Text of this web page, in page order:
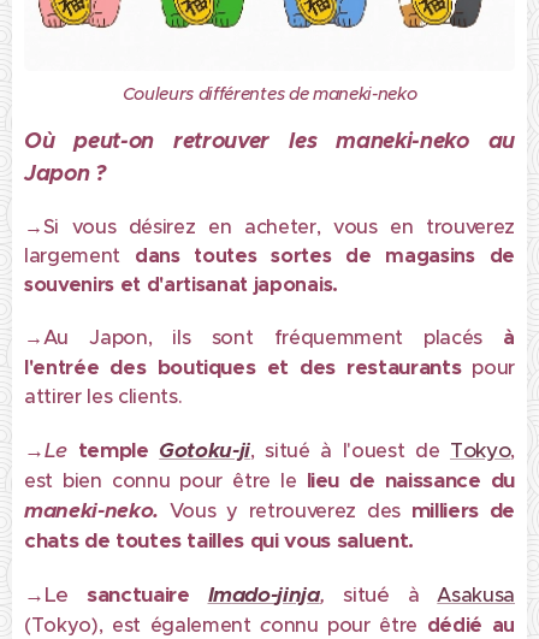
Couleurs différentes de maneki-neko
Où peut-on retrouver les maneki-neko au
Japon ?
→Si vous désirez en acheter, vous en trouverez
largement dans toutes sortes de magasins de
souvenirs et d'artisanat japonais.
→Au Japon, ils sont fréquemment placés à
l'entrée des boutiques et des restaurants pour
attirer les clients.
→Le temple Gotoku-ji, situé à l'ouest de Tokyo,
est bien connu pour être le lieu de naissance du
maneki-neko. Vous y retrouverez des milliers de
chats de toutes tailles qui vous saluent.
→Le sanctuaire Imado-jinja,situé àAsakusa
(Tokyo), est également connu pour être dédié au